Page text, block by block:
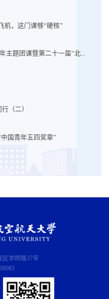
机，这门课够“硬核”
主题团课暨第二十一届“北...
（二）
国青年五四奖章”
区学院路37号